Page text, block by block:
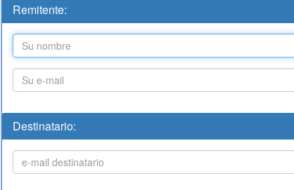
Remitente:
Destinatario: